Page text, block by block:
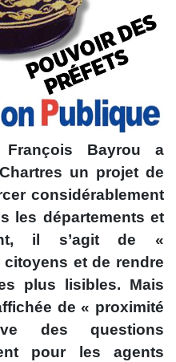
Bayrou a
un projet de
considérablement
les départements et
il s’agit de «
citoyens et de rendre
plus lisibles. Mais
de « proximité
des questions
pour les agents